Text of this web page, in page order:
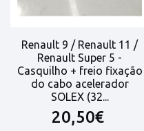
Renault 9 / Renault 11 /
Renault Super 5 -
Casquilho + freio fixação
do cabo acelerador
SOLEX (32...
20,50€